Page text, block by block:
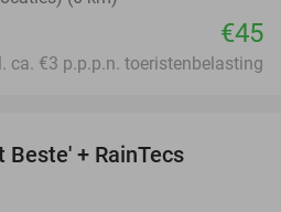
€45
ca. €3 p.p.p.n. toeristenbelasting
Beste' + RainTecs